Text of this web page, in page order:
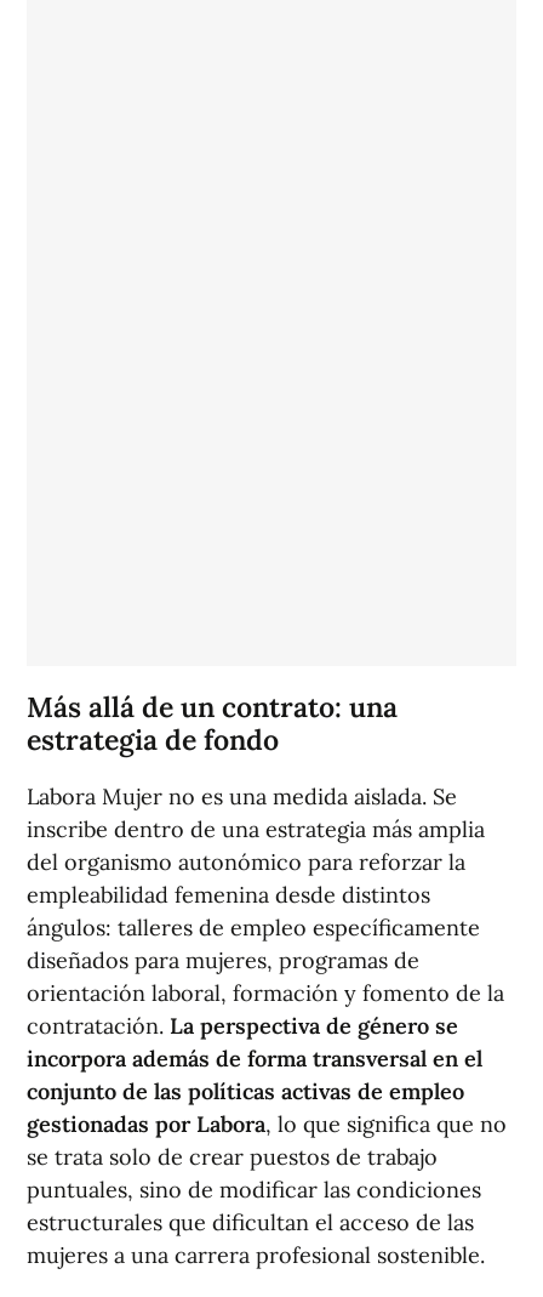
Más allá de un contrato: una
estrategia de fondo
Labora Mujer no es una medida aislada. Se
inscribe dentro de una estrategia más amplia
del organismo autonómico para reforzar la
empleabilidad femenina desde distintos
ángulos: talleres de empleo específicamente
diseñados para mujeres, programas de
orientación laboral, formación y fomento de la
contratación. La perspectiva de género se
incorpora además de forma transversal en el
conjunto de las políticas activas de empleo
gestionadas por Labora, lo que significa que no
se trata solo de crear puestos de trabajo
puntuales, sino de modificar las condiciones
estructurales que dificultan el acceso de las
mujeres a una carrera profesional sostenible.